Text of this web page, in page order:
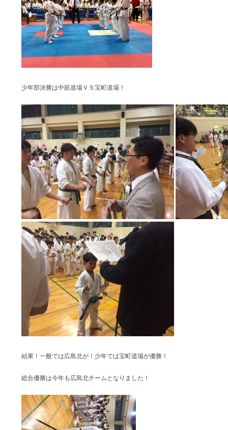
少年部決勝は中筋道場ＶＳ宝町道場！
結果！一般では広島北が！少年では宝町道場が優勝！
総合優勝は今年も広島北チームとなりました！